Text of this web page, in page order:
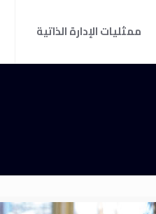
ممثليات الإدارة الذاتية